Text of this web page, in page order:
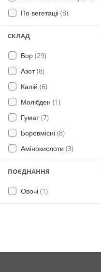
По вегетаціі (8)
СКЛАД
Бор (29)
Азот(8)
Калій (6)
Молібден (1)
Гумат(7)
Боровмісні (8)
Амінокислоти (3)
ПОЄДНАННЯ
Овочі (1)